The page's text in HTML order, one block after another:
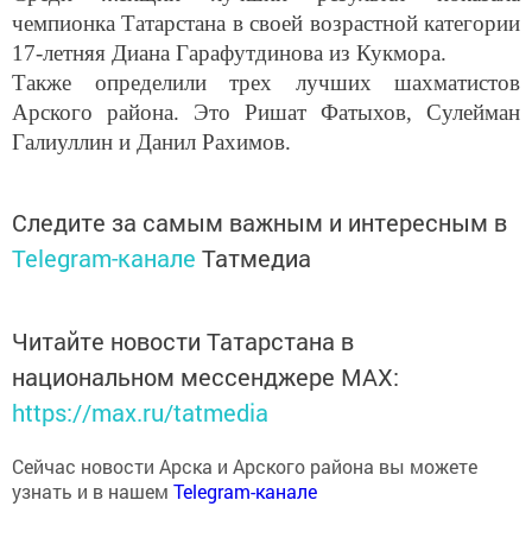
чемпионка Татарстана в своей возрастной категории
17-летняя Диана Гарафутдинова из Кукмора.
Также определили трех лучших шахматистов
Арского района. Это Ришат Фатыхов, Сулейман
Галиуллин и Данил Рахимов.
Следите за самым важным и интересным в
Telegram-канале Татмедиа
Читайте новости Татарстана в
национальном мессенджере MАХ:
https://max.ru/tatmedia
Сейчас новости Арска и Арского района вы можете
узнать и в нашемTelegram-канале